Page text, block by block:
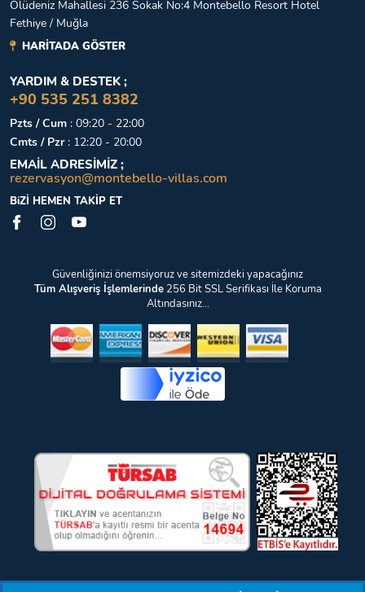
Ölüdeniz Mahallesi 236 Sokak No:4 Montebello Resort Hotel
Fethiye / Muğla
HARİTADA GÖSTER
YARDIM & DESTEK ;
+90 535 251 8382
Pzts / Cum : 09:20 - 22:00
Cmts / Pzr : 12:20 - 20:00
EMAİL ADRESİMİZ ;
rezervasyon@montebello-villas.com
BiZİ HEMEN TAKİP ET
Güvenliğinizi önemsiyoruz ve sitemizdeki yapacağınız
Tüm Alışveriş İşlemlerinde256 Bit SSL Serifikası İle Koruma
Altındasınız...